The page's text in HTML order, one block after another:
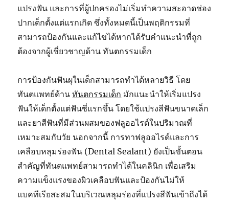
แปรงฟัน และการที่ผู้ปกครองไม่เริ่มทำความสะอาดช่อง
ปากเด็กตั้งแต่แรกเกิด ซึ่งทั้งหมดนี้เป็นพฤติกรรมที่
สามารถป้องกันและแก้ไขได้หากได้รับคำแนะนำที่ถูก
ต้องจากผู้เชี่ยวชาญด้าน ทันตกรรมเด็ก
การป้องกันฟันผุในเด็กสามารถทำได้หลายวิธี โดย
ทันตแพทย์ด้านทันตกรรมเด็ก มักแนะนำให้เริ่มแปรง
ฟันให้เด็กตั้งแต่ฟันซี่แรกขึ้น โดยใช้แปรงสีฟันขนาดเล็ก
และยาสีฟันที่มีส่วนผสมของฟลูออไรด์ในปริมาณที่
เหมาะสมกับวัย นอกจากนี้ การทาฟลูออไรด์และการ
เคลือบหลุมร่องฟัน (Dental Sealant) ยังเป็นขั้นตอน
สำคัญที่ทันตแพทย์สามารถทำได้ในคลินิก เพื่อเสริม
ความแข็งแรงของผิวเคลือบฟันและป้องกันไม่ให้
แบคทีเรียสะสมในบริเวณหลุมร่องที่แปรงสีฟันเข้าถึงได้